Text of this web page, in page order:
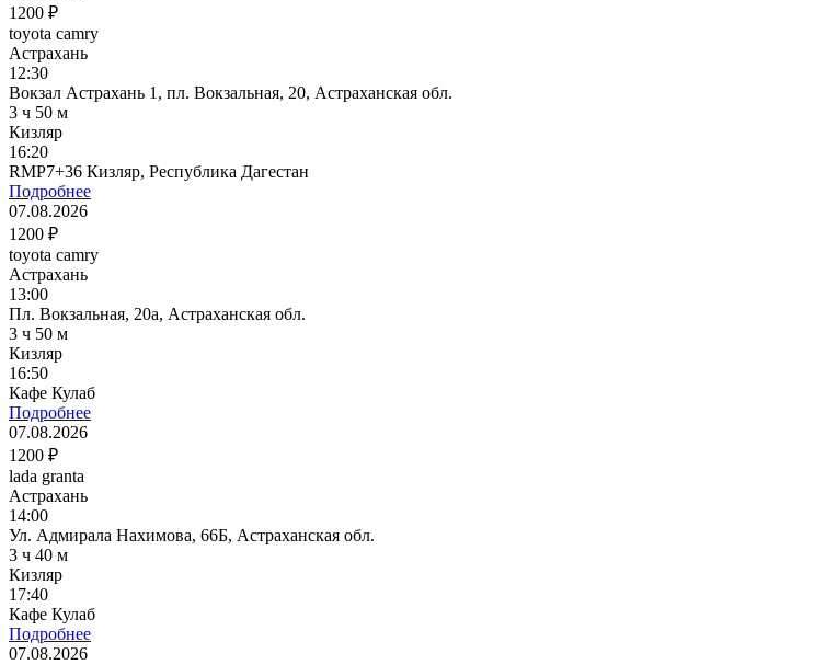
1200 ₽
toyota camry
Астрахань
12:30
Вокзал Астрахань 1, пл. Вокзальная, 20, Астраханская обл.
3 ч 50 м
Кизляр
16:20
RMP7+36 Кизляр, Республика Дагестан
Подробнее
07.08.2026
1200 ₽
toyota camry
Астрахань
13:00
Пл. Вокзальная, 20а, Астраханская обл.
3 ч 50 м
Кизляр
16:50
Кафе Кулаб
Подробнее
07.08.2026
1200 ₽
lada granta
Астрахань
14:00
Ул. Адмирала Нахимова, 66Б, Астраханская обл.
3 ч 40 м
Кизляр
17:40
Кафе Кулаб
Подробнее
07.08.2026